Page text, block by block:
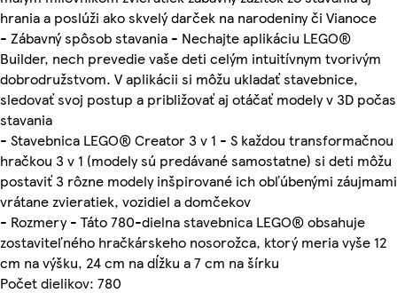
hrania a poslúži ako skvelý darček na narodeniny či Vianoce
- Zábavný spôsob stavania - Nechajte aplikáciu LEGO®
Builder, nech prevedie vaše deti celým intuitívnym tvorivým
dobrodružstvom. V aplikácii si môžu ukladať stavebnice,
sledovať svoj postup a približovať aj otáčať modely v 3D počas
stavania
- Stavebnica LEGO® Creator 3 v 1 - S každou transformačnou
hračkou 3 v 1 (modely sú predávané samostatne) si deti môžu
postaviť 3 rôzne modely inšpirované ich obľúbenými záujmami
vrátane zvieratiek, vozidiel a domčekov
- Rozmery - Táto 780-dielna stavebnica LEGO® obsahuje
zostaviteľného hračkárskeho nosorožca, ktorý meria vyše 12
cm na výšku, 24 cm na dĺžku a 7 cm na šírku
Počet dielikov: 780